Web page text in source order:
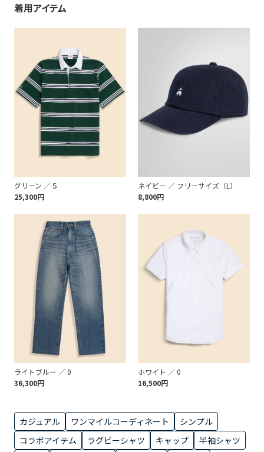
着用アイテム
グリーン ／ S
25,300円
ネイビー ／ フリーサイズ（L）
8,800円
ライトブルー ／ 0
36,300円
ホワイト ／ 0
16,500円
カジュアル ワンマイルコーディネート
シンプル
コラボアイテム
ラグビーシャツ キャップ
半袖シャツ